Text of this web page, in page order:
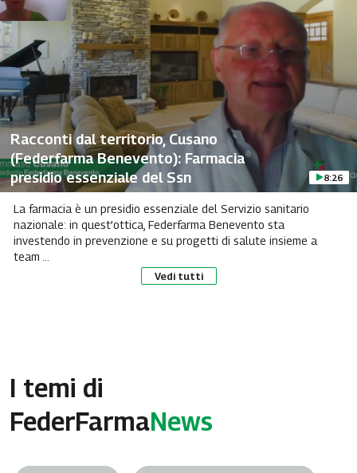
Racconti dal territorio, Cusano
(Federfarma Benevento): Farmacia
presidio essenziale del Ssn
8:26
La farmacia è un presidio essenziale del Servizio sanitario
nazionale: in quest’ottica, Federfarma Benevento sta
investendo in prevenzione e su progetti di salute insieme a
team ...
Vedi tutti
I temi di
FederFarmaNews